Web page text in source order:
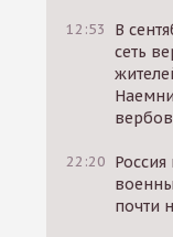
12:53
В
сеть
22:20
почти